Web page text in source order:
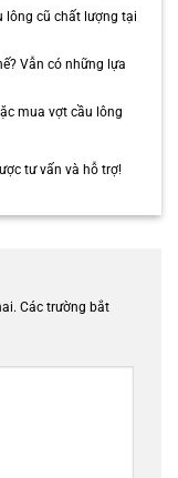
lông cũ chất lượng tại
Vẫn có những lựa
mua vợt cầu lông
tư vấn và hỗ trợ!
Các trường bắt